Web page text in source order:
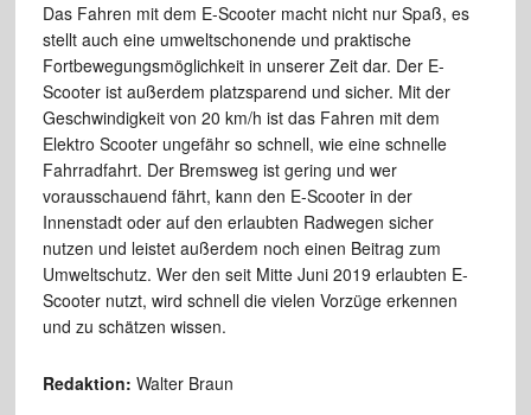
Das Fahren mit dem E-Scooter macht nicht nur Spaß, es
stellt auch eine umweltschonende und praktische
Fortbewegungsmöglichkeit in unserer Zeit dar. Der E-
Scooter ist außerdem platzsparend und sicher. Mit der
Geschwindigkeit von 20 km/h ist das Fahren mit dem
Elektro Scooter ungefähr so schnell, wie eine schnelle
Fahrradfahrt. Der Bremsweg ist gering und wer
vorausschauend fährt, kann den E-Scooter in der
Innenstadt oder auf den erlaubten Radwegen sicher
nutzen und leistet außerdem noch einen Beitrag zum
Umweltschutz. Wer den seit Mitte Juni 2019 erlaubten E-
Scooter nutzt, wird schnell die vielen Vorzüge erkennen
und zu schätzen wissen.
Redaktion: Walter Braun